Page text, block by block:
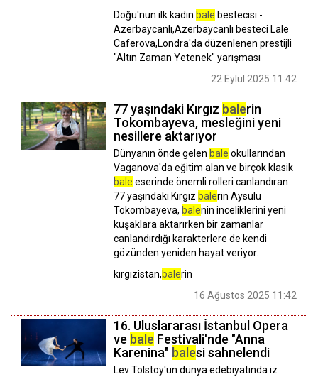
Doğu'nun ilk kadın bale bestecisi -
Azerbaycanlı,Azerbaycanlı besteci Lale
Caferova,Londra'da düzenlenen prestijli
"Altın Zaman Yetenek" yarışması
22 Eylül 2025 11:42
77 yaşındaki Kırgız balerin
Tokombayeva, mesleğini yeni
nesillere aktarıyor
Dünyanın önde gelen bale okullarından
Vaganova'da eğitim alan ve birçok klasik
bale eserinde önemli rolleri canlandıran
77 yaşındaki Kırgız balerin Aysulu
Tokombayeva, balenin inceliklerini yeni
kuşaklara aktarırken bir zamanlar
canlandırdığı karakterlere de kendi
gözünden yeniden hayat veriyor.
kırgızistan,balerin
16 Ağustos 2025 11:42
16. Uluslararası İstanbul Opera
ve bale Festivali'nde "Anna
Karenina" balesi sahnelendi
Lev Tolstoy'un dünya edebiyatında iz